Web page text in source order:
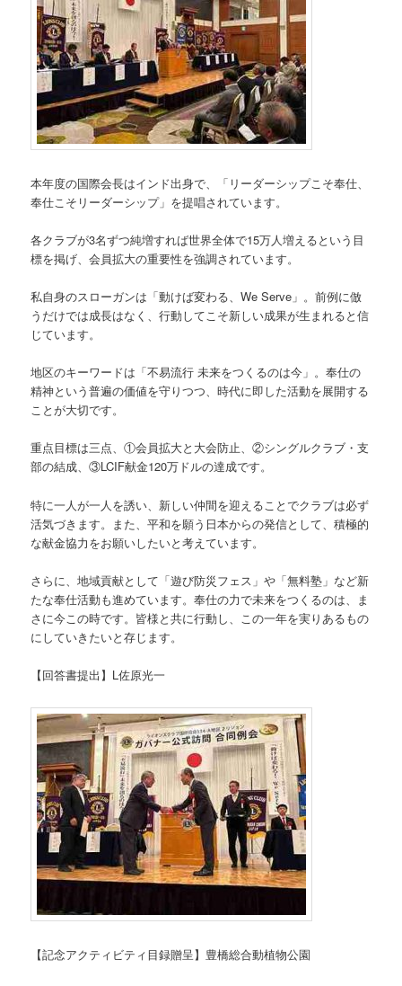
本年度の国際会長はインド出身で、「リーダーシップこそ奉仕、
奉仕こそリーダーシップ」を提唱されています。
各クラブが3名ずつ純増すれば世界全体で15万人増えるという目
標を掲げ、会員拡大の重要性を強調されています。
私自身のスローガンは「動けば変わる、We Serve」。前例に倣
うだけでは成長はなく、行動してこそ新しい成果が生まれると信
じています。
地区のキーワードは「不易流行 未来をつくるのは今」。奉仕の
精神という普遍の価値を守りつつ、時代に即した活動を展開する
ことが大切です。
重点目標は三点、①会員拡大と大会防止、②シングルクラブ・支
部の結成、③LCIF献金120万ドルの達成です。
特に一人が一人を誘い、新しい仲間を迎えることでクラブは必ず
活気づきます。また、平和を願う日本からの発信として、積極的
な献金協力をお願いしたいと考えています。
さらに、地域貢献として「遊び防災フェス」や「無料塾」など新
たな奉仕活動も進めています。奉仕の力で未来をつくるのは、ま
さに今この時です。皆様と共に行動し、この一年を実りあるもの
にしていきたいと存じます。
【回答書提出】L佐原光一
【記念アクティビティ目録贈呈】豊橋総合動植物公園